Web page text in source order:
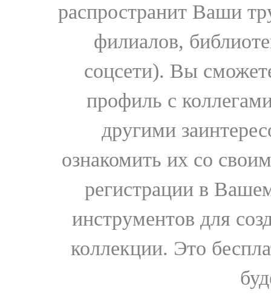
распространит Ваши
филиалов,
соцсети). Вы
профиль с
другими
ознакомить их со
регистрации в
инструментов для
коллекции. Это